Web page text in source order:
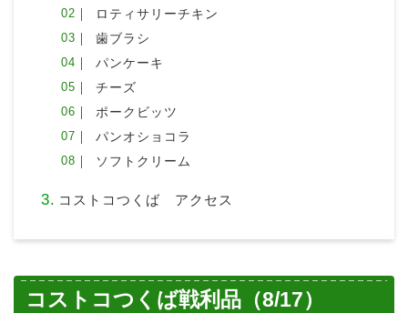
ロティサリーチキン
歯ブラシ
パンケーキ
チーズ
ポークビッツ
パンオショコラ
ソフトクリーム
コストコつくば アクセス
コストコつくば戦利品（8/17）